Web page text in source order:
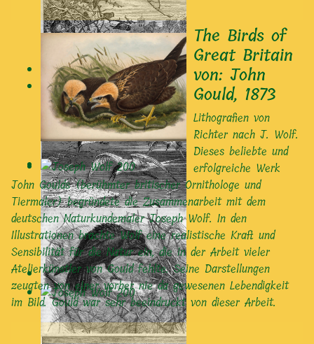
The Birds of
Great Britain
von: John
Gould, 1873
Lithografien von
Richter nach J. Wolf.
Dieses beliebte und
erfolgreiche Werk
John Goulds (berühmter britischer Ornithologe und
Tiermaler) begründete die Zusammenarbeit mit dem
deutschen Naturkundemaler Joseph Wolf. In den
Illustrationen brachte Wolf eine realistische Kraft und
Sensibilität für die Natur ein, die in der Arbeit vieler
Atelierkünstler von Gould fehlte. Seine Darstellungen
zeugten von einer vorher nie da gewesenen Lebendigkeit
im Bild. Gould war sehr beeindruckt von dieser Arbeit.